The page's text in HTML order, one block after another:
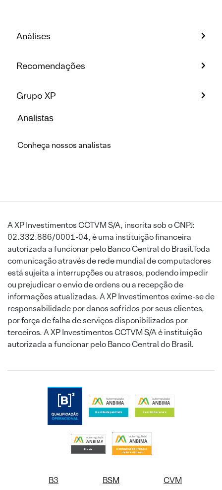
Análises
Recomendações
Grupo XP
Analistas
Conheça nossos analistas
A XP Investimentos CCTVM S/A, inscrita sob o CNPJ:
02.332.886/0001-04, é uma instituição financeira
autorizada a funcionar pelo Banco Central do Brasil.Toda
comunicação através de rede mundial de computadores
está sujeita a interrupções ou atrasos, podendo impedir
ou prejudicar o envio de ordens ou a recepção de
informações atualizadas. A XP Investimentos exime-se de
responsabilidade por danos sofridos por seus clientes,
por força de falha de serviços disponibilizados por
terceiros. A XP Investimentos CCTVM S/A é instituição
autorizada a funcionar pelo Banco Central do Brasil.
B3 BSM CVM